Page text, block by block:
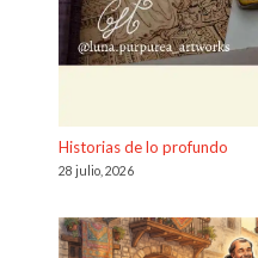
Historias de lo profundo
28 julio, 2026